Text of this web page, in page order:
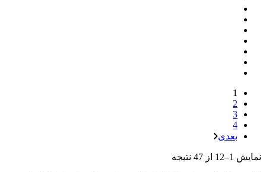
1
2
3
4
بعدی
نمایش 1–12 از 47 نتیجه